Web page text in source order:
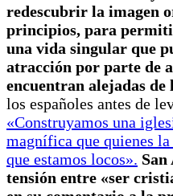
redescubrir la imagen
principios, para
una vida singular que
atracción por parte de
encuentran alejadas de
los españoles antes de
«Construyamos una
magnífica que quienes
que estamos locos». San
tensión entre «ser